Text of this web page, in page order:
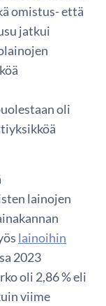
omistus- että
jatkui
oli
lainojen
lainoihin
2023
oli 2,86 % eli
viime